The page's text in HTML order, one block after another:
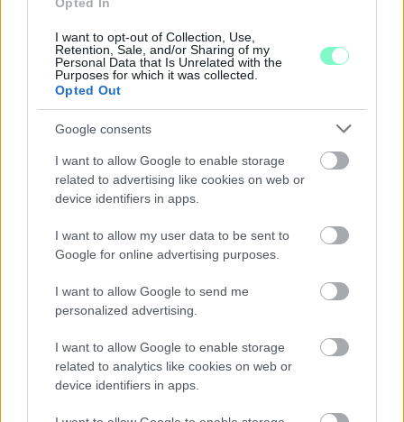
I want to opt-out of Collection, Use,
Retention, Sale, and/or Sharing of my
Personal Data that Is Unrelated with the
Purposes for which it was collected.
Opted Out
Google consents
I want to allow Google to enable storage
related to advertising like cookies on web or
device identifiers in apps.
I want to allow my user data to be sent to
Google for online advertising purposes.
I want to allow Google to send me
personalized advertising.
I want to allow Google to enable storage
related to analytics like cookies on web or
device identifiers in apps.
A NAPOKBAN BEFEJEZŐDIK A GYŐRI
DÍSZKIVILÁGÍTÁS LEKAPCSOLÁSA
A város 77 helyszínén zajlik a munkavégzés, a Győr Projekt
kezelésében lévő épületek egy részét is érinti az intézkedés.